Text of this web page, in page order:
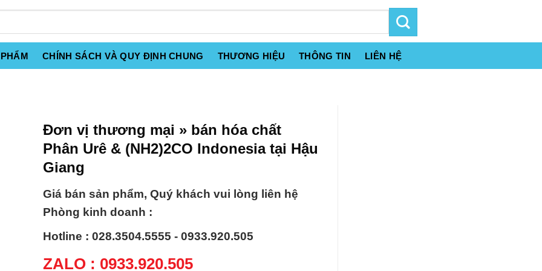
CHÍNH SÁCH VÀ QUY ĐỊNH CHUNG THƯƠNG HIỆU THÔNG TIN LIÊN HỆ
Đơn vị thương mại » bán hóa chất
Phân Urê & (NH2)2CO Indonesia tại Hậu
Giang
Giá bán sản phẩm, Quý khách vui lòng liên hệ
Phòng kinh doanh :
Hotline : 028.3504.5555 - 0933.920.505
ZALO : 0933.920.505